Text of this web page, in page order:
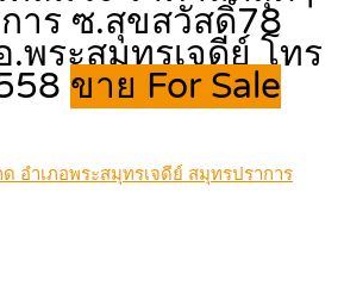
าร ซ.สุขสวัสดิ์78
พระสมุทรเจดีย์ โทร
ขาย For Sale
อำเภอพระสมุทรเจดีย์ สมุทรปราการ